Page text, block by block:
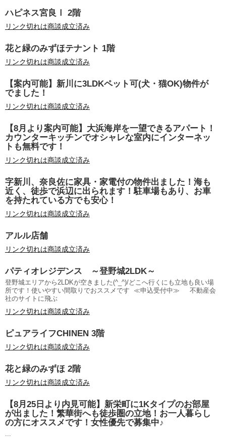
ハピネス宮良Ⅰ 2階
リンク切れは商談成立済み
花と緑のみずほテナント 1階
リンク切れは商談成立済み
【案内可能】新川に3LDKペット可(犬・猫OK)物件が
でました！
リンク切れは商談成立済み
【8月より案内可能】大浜海岸を一望できるアパート！
カウンターキッチンでオシャレな室内にインターネッ
トも無料です！
リンク切れは商談成立済み
字新川、奈良佐に家具・家電付の物件出ました！海も
近く、徒歩で浜辺に出られます！駐車場もあり、お車
を持たれている方でも安心！
リンク切れは商談成立済み
アルル店舗
リンク切れは商談成立済み
パティオレジデンス ～登野城2LDK～
登野城エリアから2LDKが空きました(^_^)/どこへ行くにも立地も良い場
所です！使いやすい間取りでおススメです ≪申込受付中≫ 不動産会
社のサイトに飛ぶ
リンク切れは商談成立済み
ピュアライフCHINEN 3階
リンク切れは商談成立済み
花と緑のみずほ 2階
リンク切れは商談成立済み
【8月25日より内見可能】新栄町に1Kタイプのお部屋
が出ました！繁華街へも徒歩圏の立地！お一人暮らし
の方にオススメです！女性優先で募集中♪
...